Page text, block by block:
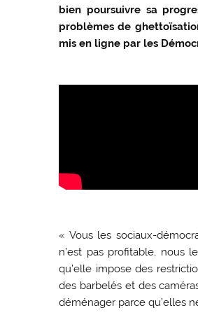
bien poursuivre sa
problèmes de
mis en ligne par les
« Vous les sociaux-
n’est pas profitable, nous
qu’elle impose des
des barbelés et des
déménager parce qu’elles